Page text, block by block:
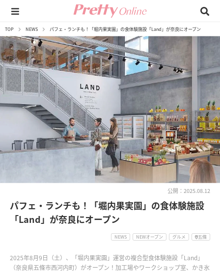
TOP NEWS パフェ・ランチも！「堀内果実園」の食体験施設「Land」が奈良にオープン
公開：2025.08.12
パフェ・ランチも！「堀内果実園」の食体験施設
「Land」が奈良にオープン
NEWS NEWオープン グルメ 五條
2025年8月9日（土）、「堀内果実園」運営の複合型食体験施設「Land」
（奈良県五條市西河内町）がオープン！加工場やワークショップ室、かき氷